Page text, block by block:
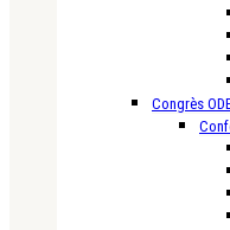
Congrès